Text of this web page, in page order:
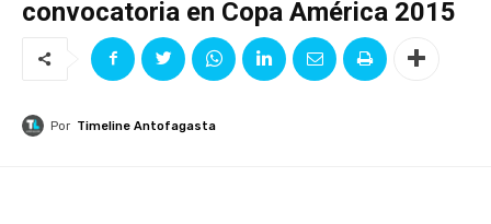
convocatoria en Copa América 2015
Por Timeline Antofagasta